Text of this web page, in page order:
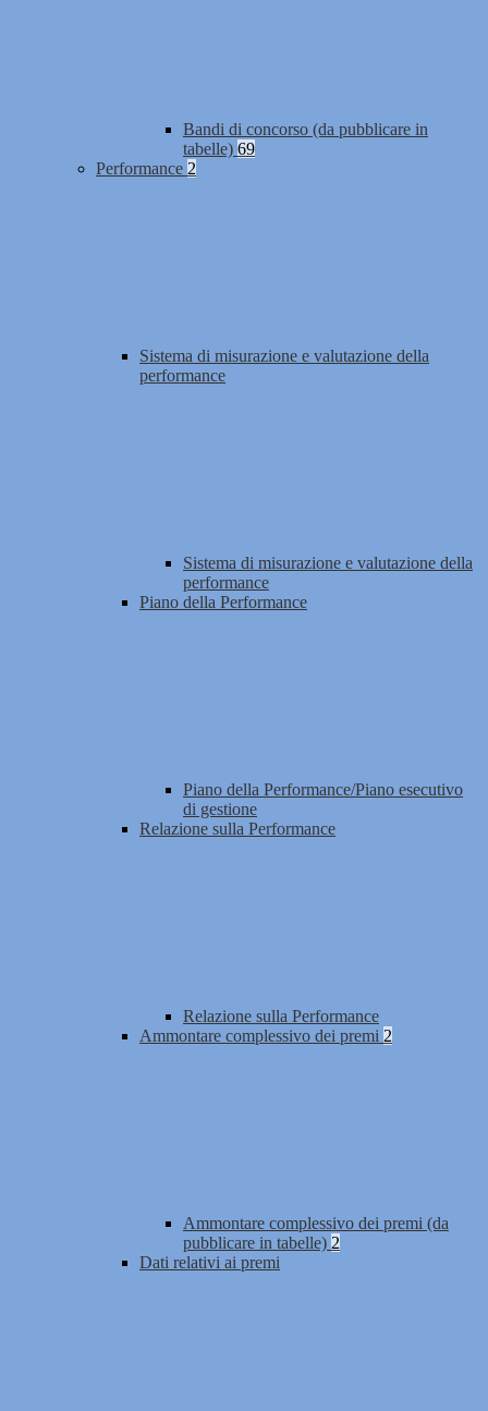
Bandi di concorso (da pubblicare in
tabelle) 69
Performance 2
Sistema di misurazione e valutazione della
performance
Sistema di misurazione e valutazione della
performance
Piano della Performance
Piano della Performance/Piano esecutivo
di gestione
Relazione sulla Performance
Relazione sulla Performance
Ammontare complessivo dei premi 2
Ammontare complessivo dei premi (da
pubblicare in tabelle) 2
Dati relativi ai premi